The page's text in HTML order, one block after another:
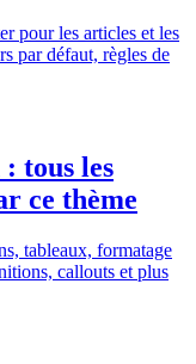
pour les articles et les
par défaut, règles de
tous les
ce thème
tableaux, formatage
callouts et plus